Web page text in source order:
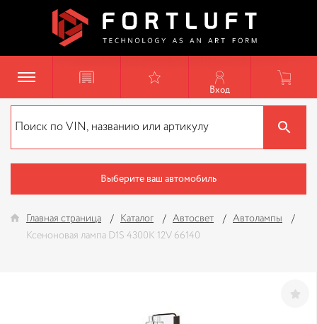
Вход
Выберите ваш автомобиль
Главная страница Каталог Автосвет
Автолампы
Ксеноновая лампа D1S 4300K 12V 66140